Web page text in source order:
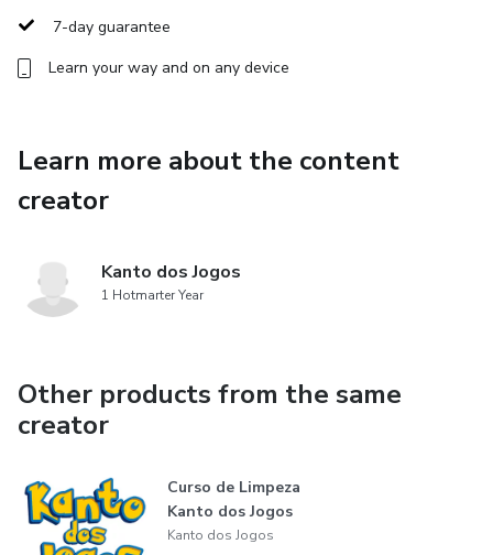
7-day guarantee
Learn your way and on any device
Learn more about the content
creator
Kanto dos Jogos
1 Hotmarter Year
Other products from the same
creator
Curso de Limpeza
Kanto dos Jogos
Kanto dos Jogos